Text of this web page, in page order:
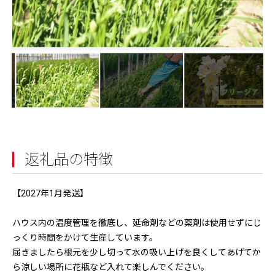
返礼品の特徴
【2027年1月発送】
ハウス内の温度管理を徹底し、延命剤などの薬剤は使用せずにじ
っくり時間をかけて生産しています。
届きましたら根元を少し切って水の吸い上げを良くしてあげてか
ら涼しい場所に花瓶など入れて楽しんでください。